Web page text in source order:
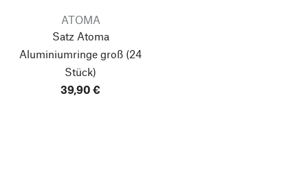
ATOMA
Satz Atoma
Aluminiumringe groß (24
Stück)
39,90 €